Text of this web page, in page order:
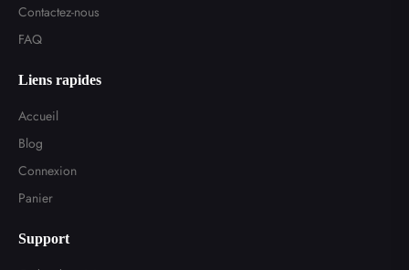
Contactez-nous
FAQ
Liens rapides
Accueil
Blog
Connexion
Panier
Support